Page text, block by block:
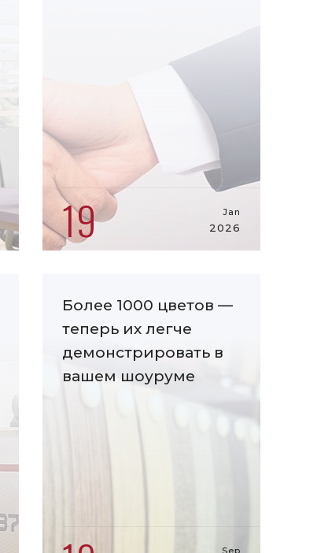
19 Jan
2026
Более 1000 цветов —
теперь их легче
демонстрировать в
вашем шоуруме
Sep